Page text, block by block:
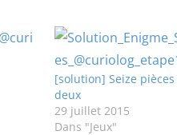
[solution] Seize
deux
29 juillet 2015
Dans "Jeux"